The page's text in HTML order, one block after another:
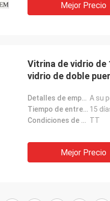
Mejor Precio
Vitrina de vidrio de
vidrio de doble
Detalles de empaquetado: A su
Tiempo de entrega: 15
Condiciones de pago: TT
Mejor Precio